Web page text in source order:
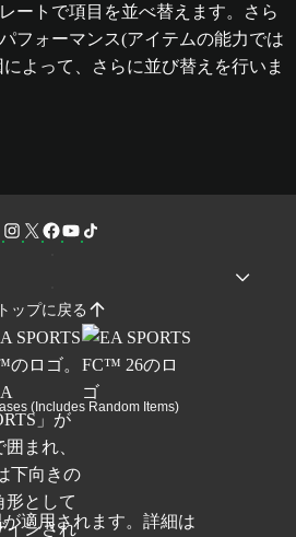
ートで項目を並べ替えます。さら
フォーマンス(アイテムの能力では
よって、さらに並び替えを行いま
トップに戻る
(Includes Random Items)
適用されます。詳細は